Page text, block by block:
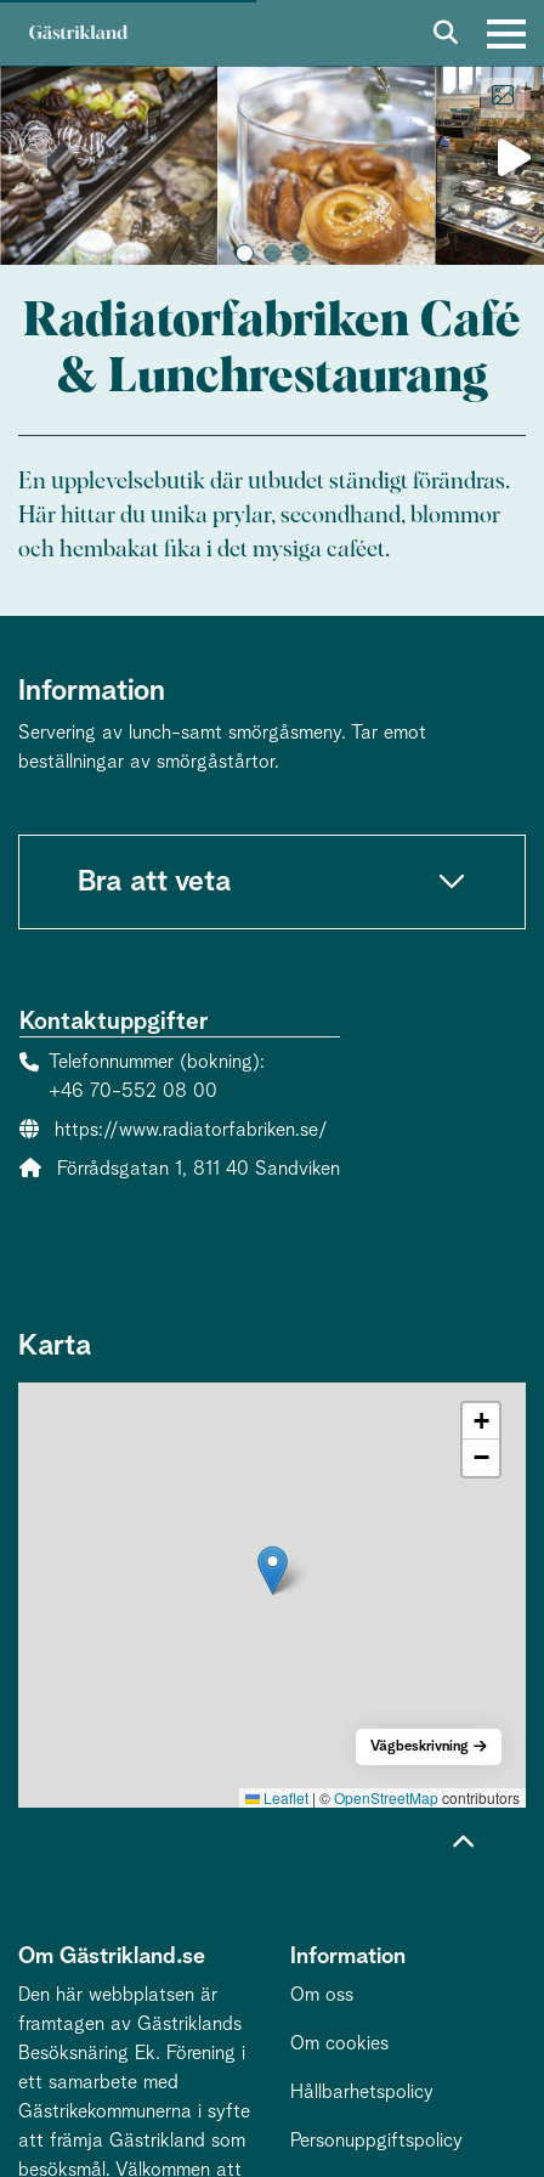
Radiatorfabriken Café
& Lunchrestaurang
En upplevelsebutik där utbudet ständigt förändras.
Här hittar du unika prylar, secondhand, blommor
och hembakat fika i det mysiga caféet.
Information
Servering av lunch-samt smörgåsmeny. Tar emot
beställningar av smörgåstårtor.
Bra att veta
Kontaktuppgifter
Telefonnummer (bokning)
+46 70-552 08 00
Webbsida:
https://www.radiatorfabriken.se/
Adress:
Förrådsgatan 1, 811 40 Sandviken
Karta
+
−
Leaflet | ©OpenStreetMapcontributors
Vägbeskrivning
Om Gästrikland.se
Den här webbplatsen är
framtagen av Gästriklands
Besöksnäring Ek. Förening i
ett samarbete med
Gästrikekommunerna i syfte
att främja Gästrikland som
besöksmål. Välkommen att
Information
Om oss
Om cookies
Hållbarhetspolicy
Personuppgiftspolicy